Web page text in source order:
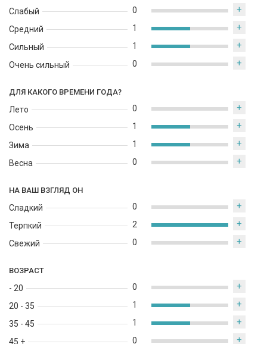
Слабый
Средний
Сильный
Очень сильный
0 +
1 +
1 +
0 +
ДЛЯ КАКОГО ВРЕМЕНИ ГОДА?
Лето
Осень
Зима
Весна
0 +
1 +
1 +
0 +
НА ВАШ ВЗГЛЯД ОН
Сладкий
Терпкий
Свежий
0 +
2 +
0 +
ВОЗРАСТ
- 20
20 - 35
35 - 45
45 +
0 +
1 +
1 +
0 +